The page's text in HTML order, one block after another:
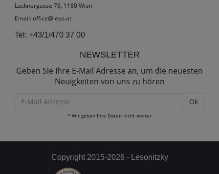
Lacknergasse 78, 1180 Wien
Email: office@leso.at
Tel: +43/1/470 37 00
NEWSLETTER
Geben Sie Ihre E-Mail Adresse an, um die neuesten
Neuigkeiten von uns zu hören
Mail
Adresse
* Wir geben Ihre Daten nicht weiter
Copyright 2015-2026 - Lesonitzky